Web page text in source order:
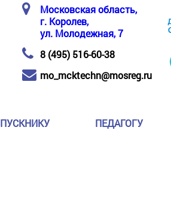
Московская область,
г. Королев,
ул. Молодежная, 7
8 (495) 516-60-38
mo_mcktechn@mosreg.ru
ПЕДАГОГУ